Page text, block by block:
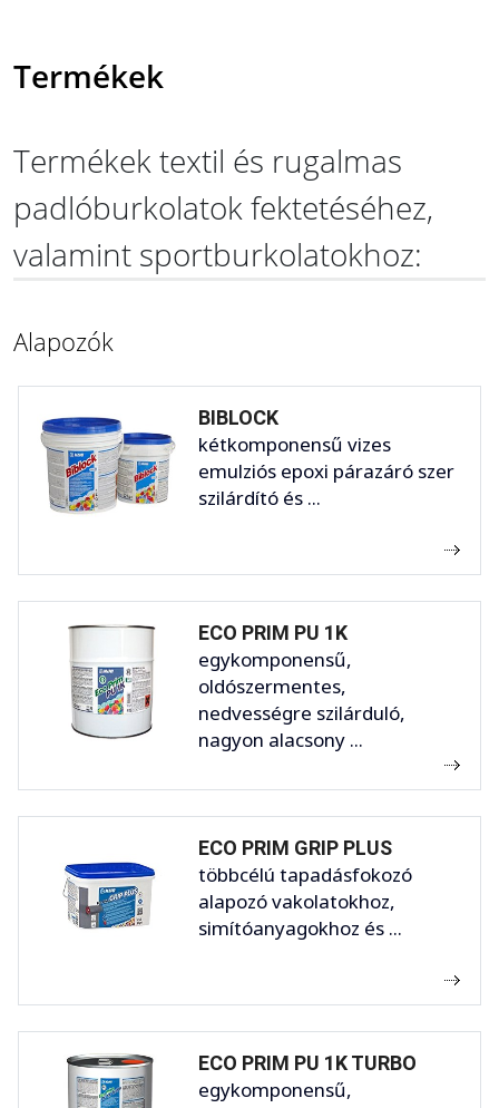
Termékek
Termékek textil és rugalmas
padlóburkolatok fektetéséhez,
valamint sportburkolatokhoz:
Alapozók
BIBLOCK
kétkomponensű vizes
emulziós epoxi párazáró szer
szilárdító és ...
ECO PRIM PU 1K
egykomponensű,
oldószermentes,
nedvességre szilárduló,
nagyon alacsony ...
ECO PRIM GRIP PLUS
többcélú tapadásfokozó
alapozó vakolatokhoz,
simítóanyagokhoz és ...
ECO PRIM PU 1K TURBO
egykomponensű,